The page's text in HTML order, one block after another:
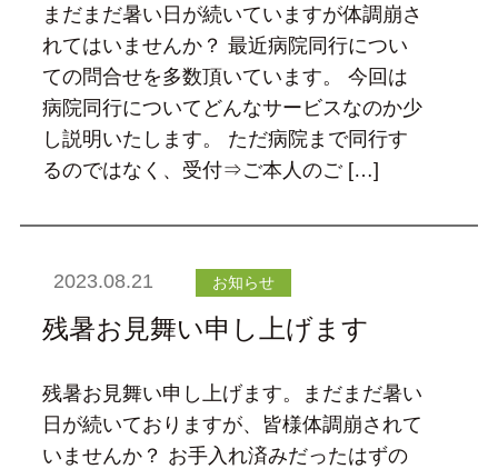
まだまだ暑い日が続いていますが体調崩さ
れてはいませんか？ 最近病院同行につい
ての問合せを多数頂いています。 今回は
病院同行についてどんなサービスなのか少
し説明いたします。 ただ病院まで同行す
るのではなく、受付⇒ご本人のご […]
2023.08.21 お知らせ
残暑お見舞い申し上げます
残暑お見舞い申し上げます。まだまだ暑い
日が続いておりますが、皆様体調崩されて
いませんか？ お手入れ済みだったはずの